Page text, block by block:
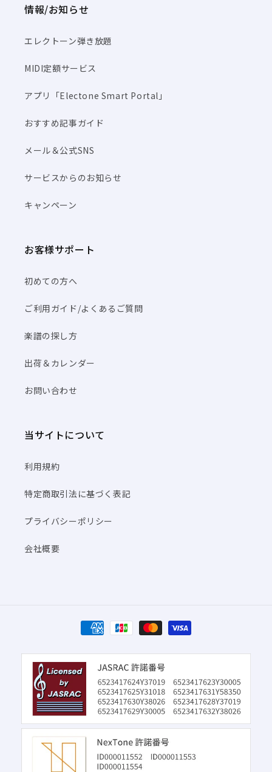
情報/お知らせ
エレクトーン弾き放題
MIDI定額サービス
アプリ「Electone Smart Portal」
おすすめ記事ガイド
メール＆公式SNS
サービスからのお知らせ
キャンペーン
お客様サポート
初めての方へ
ご利用ガイド/よくあるご質問
楽譜の探し方
出荷＆カレンダー
お問い合わせ
当サイトについて
利用規約
特定商取引法に基づく表記
プライバシーポリシー
会社概要
決
済
方
法